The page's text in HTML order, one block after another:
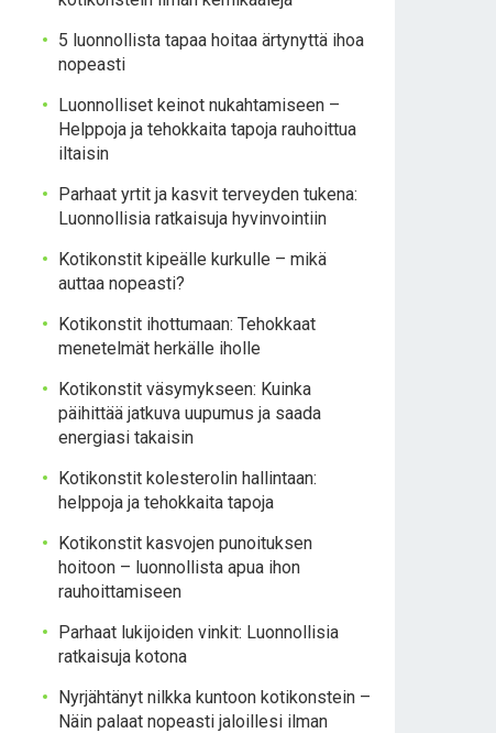
5 luonnollista tapaa hoitaa ärtynyttä ihoa
nopeasti
Luonnolliset keinot nukahtamiseen –
Helppoja ja tehokkaita tapoja rauhoittua
iltaisin
Parhaat yrtit ja kasvit terveyden tukena:
Luonnollisia ratkaisuja hyvinvointiin
Kotikonstit kipeälle kurkulle – mikä
auttaa nopeasti?
Kotikonstit ihottumaan: Tehokkaat
menetelmät herkälle iholle
Kotikonstit väsymykseen: Kuinka
päihittää jatkuva uupumus ja saada
energiasi takaisin
Kotikonstit kolesterolin hallintaan:
helppoja ja tehokkaita tapoja
Kotikonstit kasvojen punoituksen
hoitoon – luonnollista apua ihon
rauhoittamiseen
Parhaat lukijoiden vinkit: Luonnollisia
ratkaisuja kotona
Nyrjähtänyt nilkka kuntoon kotikonstein –
Näin palaat nopeasti jaloillesi ilman